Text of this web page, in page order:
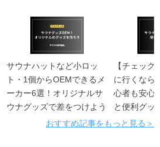
サウナハットなど小ロッ
ト・1個からOEMできるメ
ーカー6選！オリジナルサ
ウナグッズで差をつけよう
【チェッ
に行くなら
心者も安心
と便利グッ
おすすめ記事をもっと見る＞